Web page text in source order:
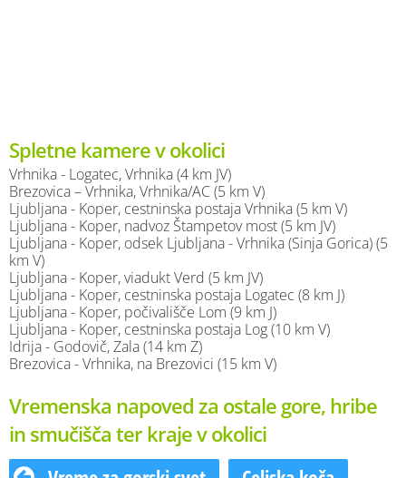
Spletne kamere v okolici
Vrhnika - Logatec, Vrhnika (4 km JV)
Brezovica – Vrhnika, Vrhnika/AC (5 km V)
Ljubljana - Koper, cestninska postaja Vrhnika (5 km V)
Ljubljana - Koper, nadvoz Štampetov most (5 km JV)
Ljubljana - Koper, odsek Ljubljana - Vrhnika (Sinja Gorica) (5
km V)
Ljubljana - Koper, viadukt Verd (5 km JV)
Ljubljana - Koper, cestninska postaja Logatec (8 km J)
Ljubljana - Koper, počivališče Lom (9 km J)
Ljubljana - Koper, cestninska postaja Log (10 km V)
Idrija - Godovič, Zala (14 km Z)
Brezovica - Vrhnika, na Brezovici (15 km V)
Vremenska napoved za ostale gore, hribe
in smučišča ter kraje v okolici